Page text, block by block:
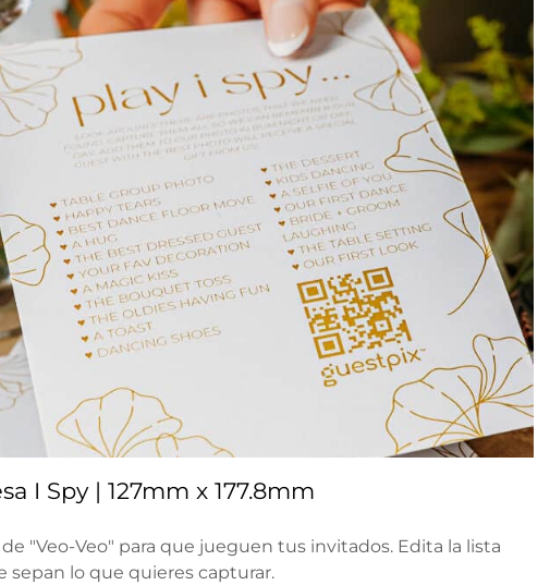
I Spy | 127mm x 177.8mm
"Veo-Veo" para que jueguen tus invitados. Edita la lista
sepan lo que quieres capturar.